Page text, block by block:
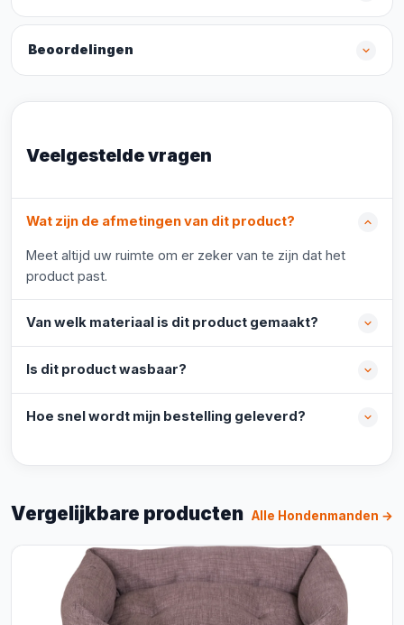
Beoordelingen
Veelgestelde vragen
Wat zijn de afmetingen van dit product?
Meet altijd uw ruimte om er zeker van te zijn dat het
product past.
Van welk materiaal is dit product gemaakt?
Is dit product wasbaar?
Hoe snel wordt mijn bestelling geleverd?
Vergelijkbare producten Alle Hondenmanden →